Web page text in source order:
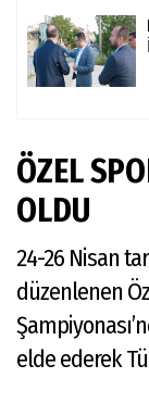
ÖZEL
OLDU
24-26 Nisan
düzenlenen
elde ederek